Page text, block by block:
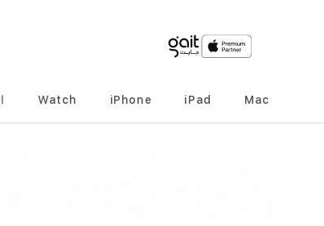
Mac
iPad
iPhone
Watch